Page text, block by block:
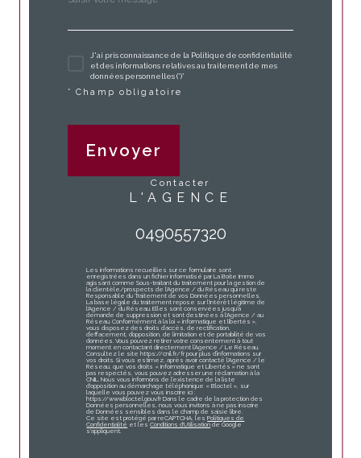
J'ai pris connaissance de la Politique de confidentialité
et des informations relatives au traitement de mes
données personnelles (*)*
* Champ obligatoire
Envoyer
contacter
L'AGENCE
0490557320
Les informations recueillies sur ce formulaire sont
enregistrées dans un fichier informatisé par La Boite Immo
agissant comme Sous-traitant du traitement pour la gestion de
la clientèle/prospects de l'Agence / du Réseau qui reste
Responsable du Traitement de vos Données personnelles.
La base légale du traitement repose sur l'intérêt légitime de
l'Agence / du Réseau. Elles sont conservées jusqu'à
demande de suppression et sont destinées à l'Agence / au
Réseau. Conformément à la loi « informatique et libertés »,
vous disposez des droits d’accès, de rectification,
d’effacement, d’opposition, de limitation et de portabilité de vos
données. Vous pouvez retirer votre consentement à tout
moment en contactant directement l’Agence / Le Réseau.
Consultez le site https://cnil.fr/fr pour plus d’informations sur
vos droits. Si vous estimez, après avoir contacté l'Agence / le
Réseau, que vos droits « Informatique et Libertés » ne sont
pas respectés, vous pouvez adresser une réclamation à la
CNIL. Nous vous informons de l’existence de la liste
d'opposition au démarchage téléphonique « Bloctel », sur
laquelle vous pouvez vous inscrire ici :
https://www.bloctel.gouv.fr Dans le cadre de la protection des
Données personnelles, nous vous invitons à ne pas inscrire
de Données sensibles dans le champ de saisie libre.
Ce site est protégé par reCAPTCHA, lesPolitiques de
Confidentialité et lesConditions d'Utilisation de Google
s'appliquent.